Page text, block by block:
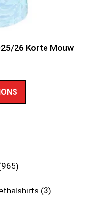
26 Korte Mouw
965
3